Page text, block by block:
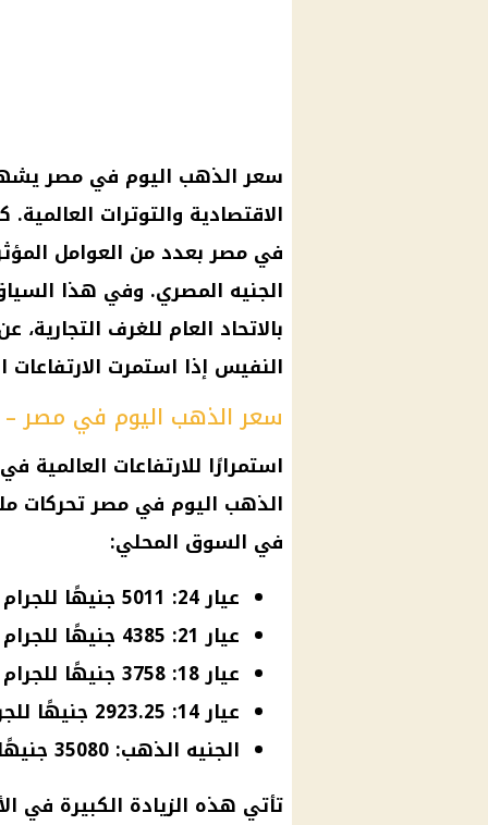
سعر الذهب اليوم في مصر
الاقتصادية والتوترات
في مصر بعدد من العوامل
الجنيه المصري. وفي هذا
بالاتحاد العام للغرف
النفيس إذا استمرت
سعر الذهب اليوم في مصر – الإثنين 7
استمرارًا للارتفاعات
الذهب اليوم في مصر تحركات
في السوق المحلي:
عيار 24: 5011 جنيهًا للجرام
عيار 21: 4385 جنيهًا للجرام
عيار 18: 3758 جنيهًا للجرام
عيار 14: 2923.25 جنيهًا للجرام
الجنيه الذهب: 35080 جنيهًا
تأتي هذه الزيادة الكبيرة في